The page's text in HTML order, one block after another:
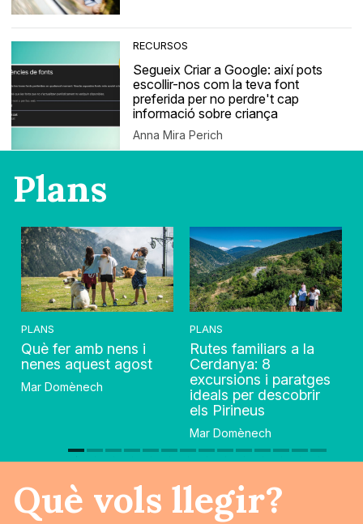
RECURSOS
Segueix Criar a Google: així pots
escollir-nos com la teva font
preferida per no perdre't cap
informació sobre criança
Anna Mira Perich
Plans
PLANS
Què fer amb nens i
nenes aquest agost
Mar Domènech
PLANS
Rutes familiars a la
Cerdanya: 8
excursions i paratges
ideals per descobrir
els Pirineus
Mar Domènech
Què vols llegir?